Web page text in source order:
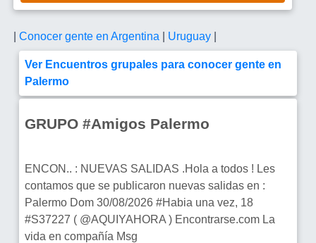
Conocer gente en Argentina Uruguay
Ver Encuentros grupales para conocer gente en
Palermo
GRUPO #Amigos Palermo
ENCON.. : NUEVAS SALIDAS .Hola a todos ! Les
contamos que se publicaron nuevas salidas en :
Palermo Dom 30/08/2026 #Habia una vez, 18
#S37227 ( @AQUIYAHORA ) Encontrarse.com La
vida en compañía Msg